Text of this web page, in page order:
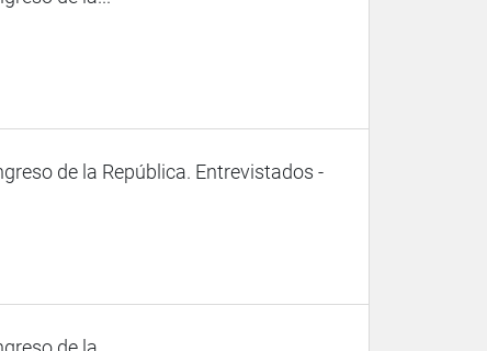
de la República. Entrevistados -